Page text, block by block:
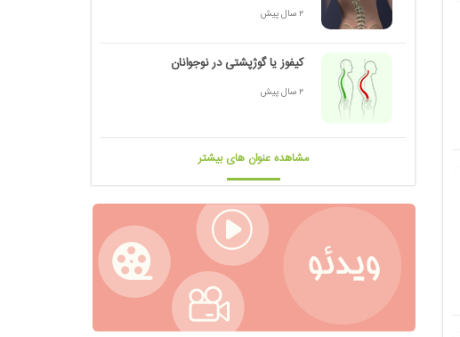
2 سال پیش
کیفوز یا گوژپشتی در نوجوانان
2 سال پیش
مشاهده عنوان های بیشتر